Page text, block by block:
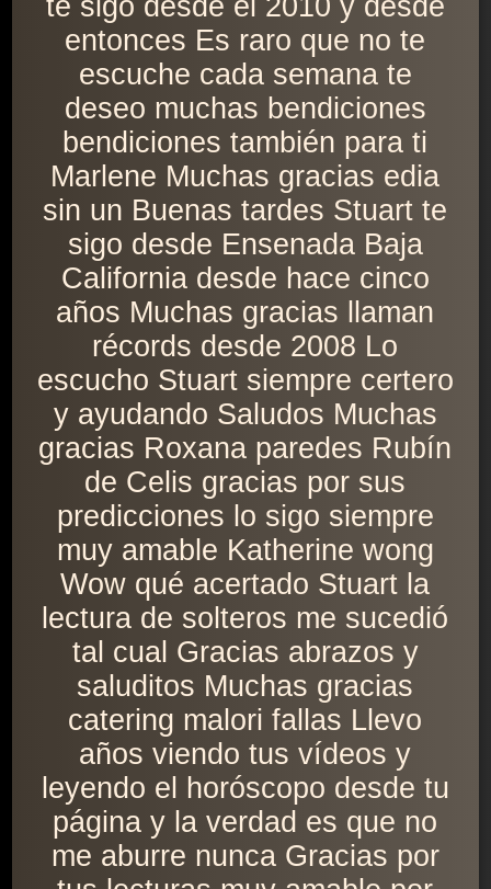
te sigo desde el 2010 y desde
entonces Es raro que no te
escuche cada semana te
deseo muchas bendiciones
bendiciones también para ti
Marlene Muchas gracias edia
sin un Buenas tardes Stuart te
sigo desde Ensenada Baja
California desde hace cinco
años Muchas gracias llaman
récords desde 2008 Lo
escucho Stuart siempre certero
y ayudando Saludos Muchas
gracias Roxana paredes Rubín
de Celis gracias por sus
predicciones lo sigo siempre
muy amable Katherine wong
Wow qué acertado Stuart la
lectura de solteros me sucedió
tal cual Gracias abrazos y
saluditos Muchas gracias
catering malori fallas Llevo
años viendo tus vídeos y
leyendo el horóscopo desde tu
página y la verdad es que no
me aburre nunca Gracias por